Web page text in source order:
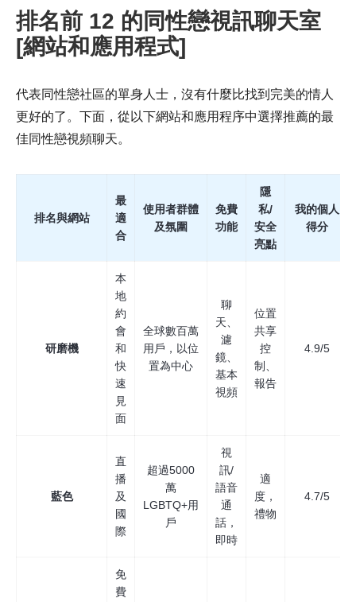
排名前 12 的同性戀視訊聊天室
[網站和應用程式]
代表同性戀社區的單身人士，沒有什麼比找到完美的情人
更好的了。下面，從以下網站和應用程序中選擇推薦的最
佳同性戀視頻聊天。
排名與網站
最
適
合
使用者群體
及氛圍
免費
功能
隱
私/
安全
亮點
我的個人
得分
研磨機
本
地
約
會
和
快
速
見
面
全球數百萬
用戶，以位
置為中心
聊
天、
濾
鏡、
基本
視頻
位置
共享
控
制、
報告
4.9/5
藍色
直
播
及
國
際
超過5000
萬
LGBTQ+用
戶
視
訊/
語音
通
話，
即時
適
度，
禮物
4.7/5
免
費